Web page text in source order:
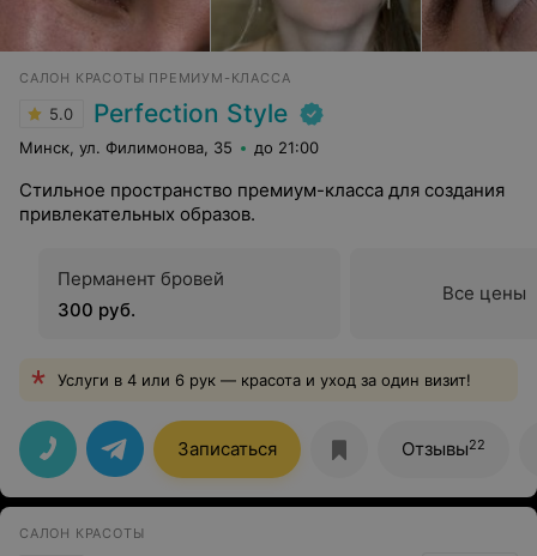
САЛОН КРАСОТЫ ПРЕМИУМ-КЛАССА
5.0 Perfection Style
Минск, ул. Филимонова, 35 до 21:00
Стильное пространство премиум-класса для создания
привлекательных образов.
Перманент бровей
300 руб.
Все цены
Услуги в 4 или 6 рук — красота и уход за один визит!
Записаться Отзывы22
САЛОН КРАСОТЫ